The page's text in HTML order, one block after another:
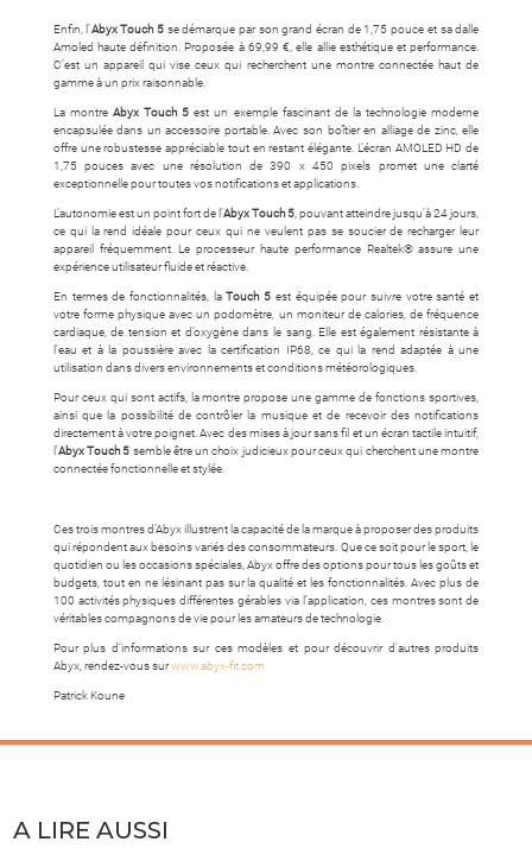
Enfin, l’Abyx Touch 5se démarque par son grand écran de 1,75 pouce et sa dalle
Amoled haute définition. Proposée à 69,99 €, elle allie esthétique et performance.
C’est un appareil qui vise ceux qui recherchent une montre connectée haut de
gamme à un prix raisonnable.
La montreAbyx Touch 5 est un exemple fascinant de la technologie moderne
encapsulée dans un accessoire portable. Avec son boîtier en alliage de zinc, elle
offre une robustesse appréciable tout en restant élégante. L’écran AMOLED HD de
1,75 pouces avec une résolution de 390 x 450 pixels promet une clarté
exceptionnelle pour toutes vos notifications et applications.
L’autonomie est un point fort de l’Abyx Touch 5 , pouvant atteindre jusqu’à 24 jours,
ce qui la rend idéale pour ceux qui ne veulent pas se soucier de recharger leur
appareil fréquemment. Le processeur haute performance Realtek® assure une
expérience utilisateur fluide et réactive.
En termes de fonctionnalités, laTouch 5 est équipée pour suivre votre santé et
votre forme physique avec un podomètre, un moniteur de calories, de fréquence
cardiaque, de tension et d’oxygène dans le sang. Elle est également résistante à
l’eau et à la poussière avec la certification IP68, ce qui la rend adaptée à une
utilisation dans divers environnements et conditions météorologiques.
Pour ceux qui sont actifs, la montre propose une gamme de fonctions sportives,
ainsi que la possibilité de contrôler la musique et de recevoir des notifications
directement à votre poignet. Avec des mises à jour sans fil et un écran tactile intuitif,
l’Abyx Touch 5 semble être un choix judicieux pour ceux qui cherchent une montre
connectée fonctionnelle et stylée.
Ces trois montres d’Abyx illustrent la capacité de la marque à proposer des produits
qui répondent aux besoins variés des consommateurs. Que ce soit pour le sport, le
quotidien ou les occasions spéciales, Abyx offre des options pour tous les goûts et
budgets, tout en ne lésinant pas sur la qualité et les fonctionnalités. Avec plus de
100 activités physiques différentes gérables via l’application, ces montres sont de
véritables compagnons de vie pour les amateurs de technologie.
Pour plus d’informations sur ces modèles et pour découvrir d’autres produits
Abyx, rendez-vous surwww.abyx-fit.com
Patrick Koune
A LIRE AUSSI